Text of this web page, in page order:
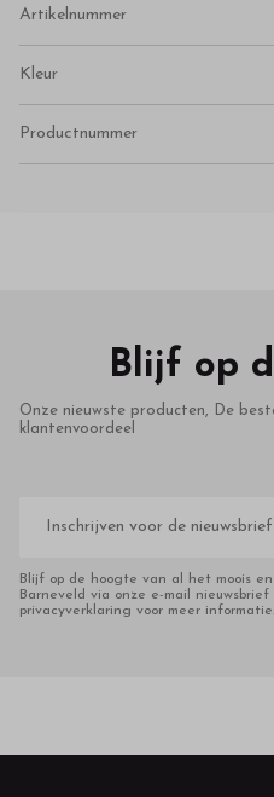
Artikelnummer
Kleur
Productnummer
Blijf op
Onze nieuwste producten, De
klantenvoordeel
mailadres
Blijf op de hoogte van al het moois
Barneveld via onze e-mail
privacyverklaring voor meer informatie.